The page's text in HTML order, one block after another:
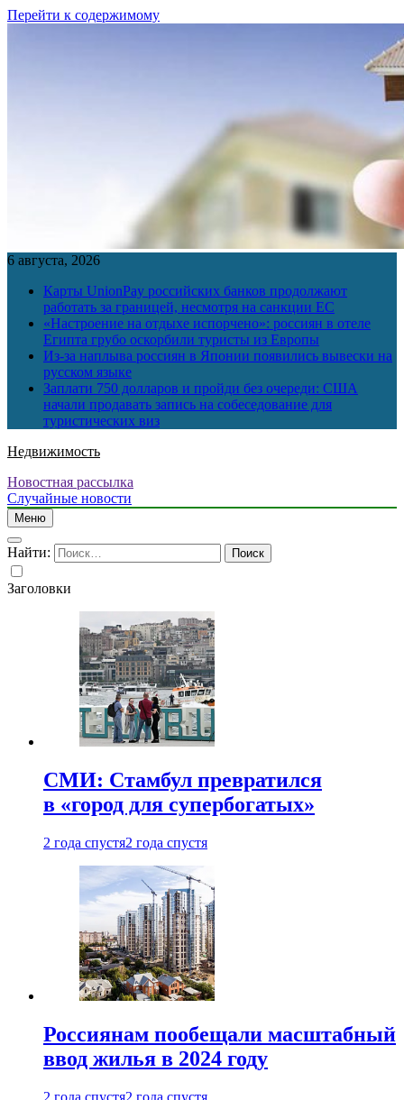
Перейти к содержимому
6 августа, 2026
Карты UnionPay российских банков продолжают
работать за границей, несмотря на санкции ЕС
«Настроение на отдыхе испорчено»: россиян в отеле
Египта грубо оскорбили туристы из Европы
Из-за наплыва россиян в Японии появились вывески на
русском языке
Заплати 750 долларов и пройди без очереди: США
начали продавать запись на собеседование для
туристических виз
Недвижимость
Новостная рассылка
Случайные новости
Меню
Найти:
Заголовки
СМИ: Стамбул превратился
в «город для супербогатых»
2 года спустя2 года спустя
Россиянам пообещали масштабный
ввод жилья в 2024 году
2 года спустя2 года спустя